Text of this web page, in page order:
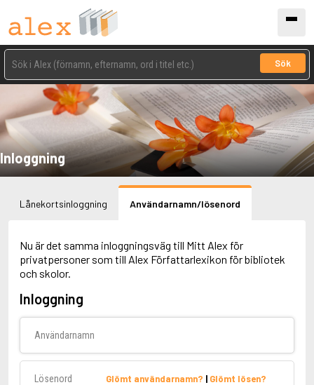
Sök
Inloggning
Lånekortsinloggning Användarnamn/lösenord
Nu är det samma inloggningsväg till Mitt Alex för
privatpersoner som till Alex Författarlexikon för bibliotek
och skolor.
Inloggning
Glömt användarnamn? | Glömt lösen?